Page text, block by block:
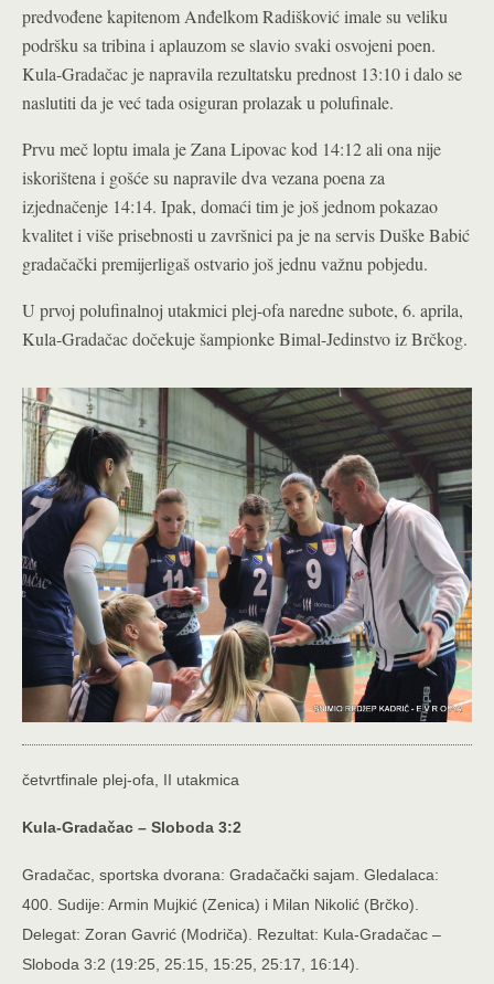
predvođene kapitenom Anđelkom Radišković imale su veliku
podršku sa tribina i aplauzom se slavio svaki osvojeni poen.
Kula-Gradačac je napravila rezultatsku prednost 13:10 i dalo se
naslutiti da je već tada osiguran prolazak u polufinale.
Prvu meč loptu imala je Zana Lipovac kod 14:12 ali ona nije
iskorištena i gošće su napravile dva vezana poena za
izjednačenje 14:14. Ipak, domaći tim je još jednom pokazao
kvalitet i više prisebnosti u završnici pa je na servis Duške Babić
gradačački premijerligaš ostvario još jednu važnu pobjedu.
U prvoj polufinalnoj utakmici plej-ofa naredne subote, 6. aprila,
Kula-Gradačac dočekuje šampionke Bimal-Jedinstvo iz Brčkog.
četvrtfinale plej-ofa, II utakmica
Kula-Gradačac – Sloboda 3:2
Gradačac, sportska dvorana: Gradačački sajam. Gledalaca:
400. Sudije: Armin Mujkić (Zenica) i Milan Nikolić (Brčko).
Delegat: Zoran Gavrić (Modriča). Rezultat: Kula-Gradačac –
Sloboda 3:2 (19:25, 25:15, 15:25, 25:17, 16:14).